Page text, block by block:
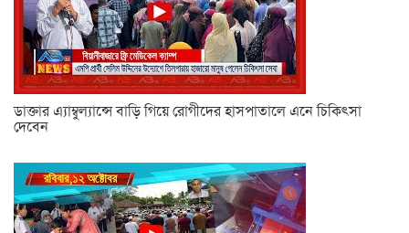
ডাক্তার এ্যাম্বুল্যান্সে বাড়ি গিয়ে রোগীদের হাসপাতালে এনে চিকিৎসা
দেবেন